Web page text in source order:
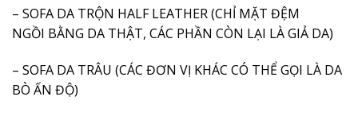
– SOFA DA TRỘN HALF LEATHER (CHỈ MẶT ĐỆM
NGỒI BẰNG DA THẬT, CÁC PHẦN CÒN LẠI LÀ GIẢ DA)
– SOFA DA TRÂU (CÁC ĐƠN VỊ KHÁC CÓ THỂ GỌI LÀ DA
BÒ ẤN ĐỘ)